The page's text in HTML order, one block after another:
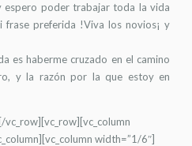
espero poder trabajar toda la vida
frase preferida !Viva los novios¡ y
es haberme cruzado en el camino
y la razón por la que estoy en
width=”1/6″]